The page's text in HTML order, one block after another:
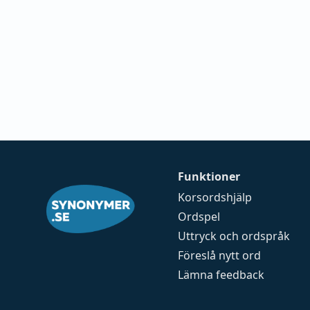
Funktioner
Korsordshjälp
Ordspel
Uttryck och ordspråk
Föreslå nytt ord
Lämna feedback